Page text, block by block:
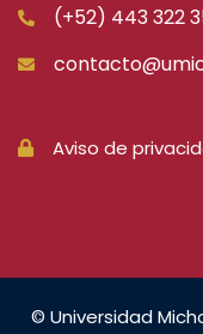
(+52) 443 322
Aviso de
© Universidad